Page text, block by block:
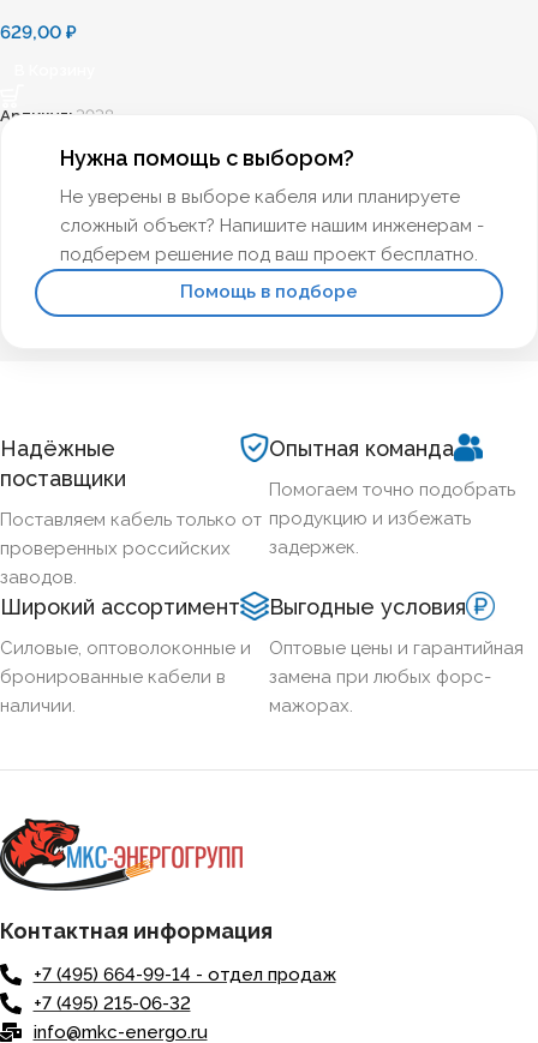
629,00 ₽
Артикул: 3938
Нужна помощь с выбором?
Не уверены в выборе кабеля или планируете
сложный объект? Напишите нашим инженерам -
подберем решение под ваш проект бесплатно.
Помощь в подборе
Надёжные
поставщики
Поставляем кабель только от
проверенных российских
заводов.
Опытная команда
Помогаем точно подобрать
продукцию и избежать
задержек.
Широкий ассортимент
Силовые, оптоволоконные и
бронированные кабели в
наличии.
Выгодные условия
Оптовые цены и гарантийная
замена при любых форс-
мажорах.
Контактная информация
+7 (495) 664-99-14 - отдел продаж
+7 (495) 215-06-32
info@mkc-energo.ru